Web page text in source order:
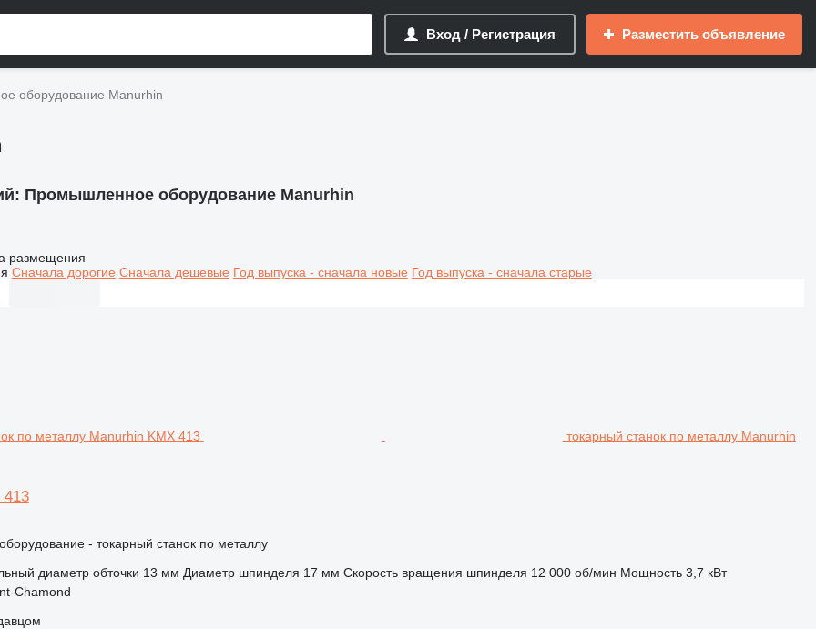
Вход / Регистрация Разместить объявление
оборудование Manurhin
Промышленное оборудование Manurhin
размещения
Сначала дорогие Сначала дешевые Год выпуска - сначала новые Год выпуска - сначала старые
токарный станок по металлу Manurhin
413
- токарный станок по металлу
диаметр обточки 13 мм Диаметр шпинделя 17 мм Скорость вращения шпинделя 12 000 об/мин Мощность 3,7 кВт
Chamond